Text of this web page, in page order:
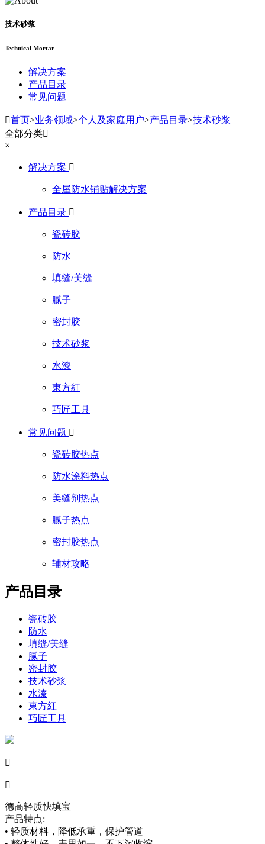
技术砂浆
Technical Mortar
解决方案
产品目录
常见问题
首页>业务领域>个人及家庭用户>产品目录>技术砂浆
全部分类
×
解决方案 
全屋防水铺贴解决方案
产品目录 
瓷砖胶
防水
填缝/美缝
腻子
密封胶
技术砂浆
水漆
東方紅
巧匠工具
常见问题 
瓷砖胶热点
防水涂料热点
美缝剂热点
腻子热点
密封胶热点
辅材攻略
产品目录
瓷砖胶
防水
填缝/美缝
腻子
密封胶
技术砂浆
水漆
東方紅
巧匠工具


德高轻质快填宝
产品特点:
• 轻质材料，降低承重，保护管道